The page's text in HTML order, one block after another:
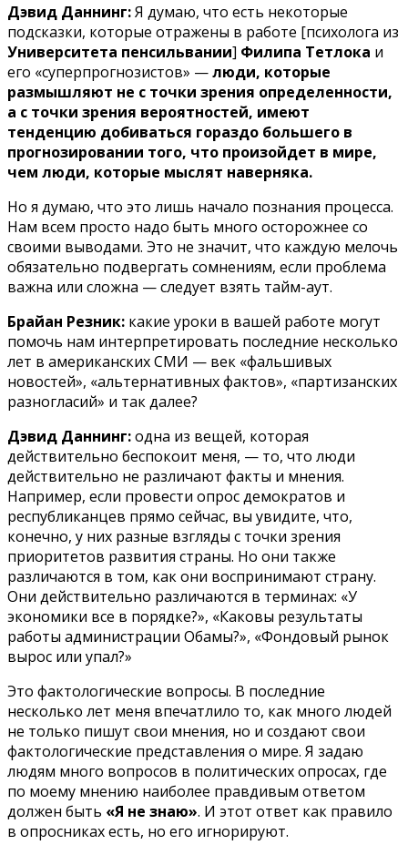
Дэвид Даннинг:Я думаю, что есть некоторые
подсказки, которые отражены в работе [психолога из
Университета пенсильвании] Филипа Тетлока и
его «суперпрогнозистов» —люди, которые
размышляют не с точки зрения определенности,
а с точки зрения вероятностей, имеют
тенденцию добиваться гораздо большего в
прогнозировании того, что произойдет в мире,
чем люди, которые мыслят наверняка.
Но я думаю, что это лишь начало познания процесса.
Нам всем просто надо быть много осторожнее со
своими выводами. Это не значит, что каждую мелочь
обязательно подвергать сомнениям, если проблема
важна или сложна — следует взять тайм-аут.
Брайан Резник: какие уроки в вашей работе могут
помочь нам интерпретировать последние несколько
лет в американских СМИ — век «фальшивых
новостей», «альтернативных фактов», «партизанских
разногласий» и так далее?
Дэвид Даннинг:одна из вещей, которая
действительно беспокоит меня, — то, что люди
действительно не различают факты и мнения.
Например, если провести опрос демократов и
республиканцев прямо сейчас, вы увидите, что,
конечно, у них разные взгляды с точки зрения
приоритетов развития страны. Но они также
различаются в том, как они воспринимают страну.
Они действительно различаются в терминах: «У
экономики все в порядке?», «Каковы результаты
работы администрации Обамы?», «Фондовый рынок
вырос или упал?»
Это фактологические вопросы. В последние
несколько лет меня впечатлило то, как много людей
не только пишут свои мнения, но и создают свои
фактологические представления о мире. Я задаю
людям много вопросов в политических опросах, где
по моему мнению наиболее правдивым ответом
должен быть «Я не знаю». И этот ответ как правило
в опросниках есть, но его игнорируют.